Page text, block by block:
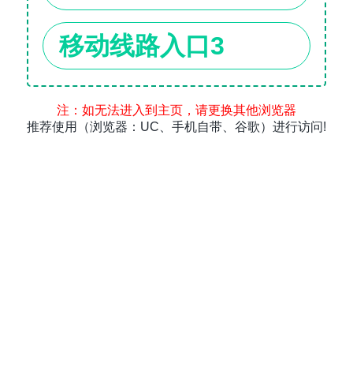
移动线路入口3
注：如无法进入到主页，请更换其他浏览器
推荐使用（浏览器：UC、手机自带、谷歌）进行访问!